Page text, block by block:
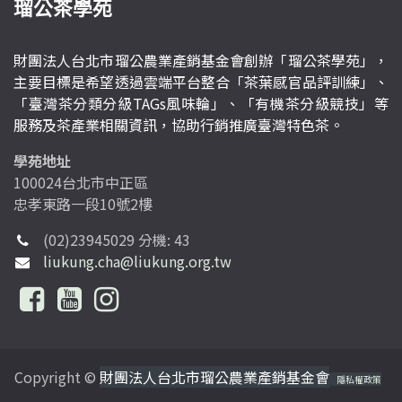
瑠公茶學苑
財團法人台北市瑠公農業產銷基金會創辦「瑠公茶學苑」，
主要目標是希望透過雲端平台整合「茶葉感官品評訓練」、
「臺灣茶分類分級TAGs風味輪」、「有機茶分級競技」等
服務及茶產業相關資訊，協助行銷推廣臺灣特色茶。
學苑地址
100024台北市中正區
忠孝東路一段10號2樓
(02)23945029 分機: 43
liukung.cha@liukung.org.tw
Copyright © 財團法人台北市瑠公農業產銷基金會 隱私權政策